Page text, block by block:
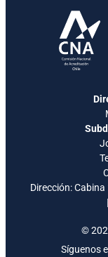
Dirección:
Síguenos
©